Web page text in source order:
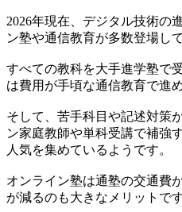
2026年現在、デジタル技術の
ン塾や通信教育が多数登場し
すべての教科を大手進学塾で
は費用が手頃な通信教育で進
そして、苦手科目や記述対策
ン家庭教師や単科受講で補強
人気を集めているようです。
オンライン塾は通塾の交通費
が減るのも大きなメリットです